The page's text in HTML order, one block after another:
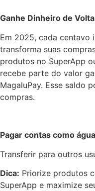
Ganhe Dinheiro de
Em 2025, cada centavo
transforma suas
produtos no SuperApp
recebe parte do valor
MagaluPay. Esse saldo
compras.
Pagar contas como
Transferir para outros
Dica: Priorize produtos
SuperApp e maximize